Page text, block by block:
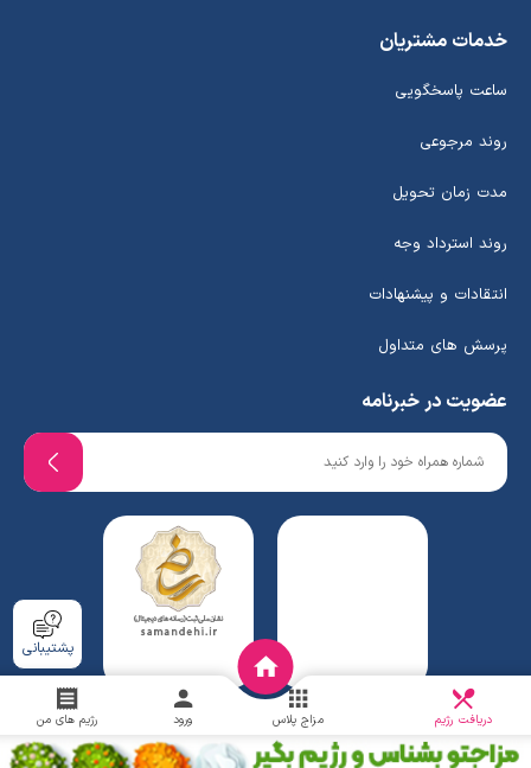
خدمات مشتریان
ساعت پاسخگویی
روند مرجوعی
مدت زمان تحویل
روند استرداد وجه
انتقادات و پیشنهادات
پرسش های متداول
عضویت در خبرنامه
- Copyright © 2026 - All rights reserved.
پشتیبانی
دریافت رژیم مزاج پلاس ورود رژیم های من